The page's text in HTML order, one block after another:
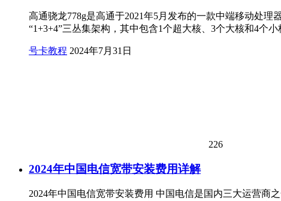
高通骁龙778g是高通于2021年5月发布的一款中端移动处理
“1+3+4”三丛集架构，其中包含1个超大核、3个大核和4个
号卡教程 2024年7月31日
226
2024年中国电信宽带安装费用详解
2024年中国电信宽带安装费用 中国电信是国内三大运营商